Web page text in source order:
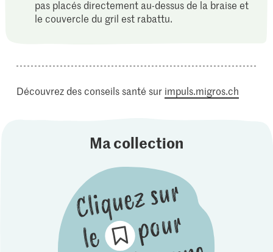
pas placés directement au-dessus de la braise et
le couvercle du gril est rabattu.
Découvrez des conseils santé sur impuls.migros.ch
Ma collection